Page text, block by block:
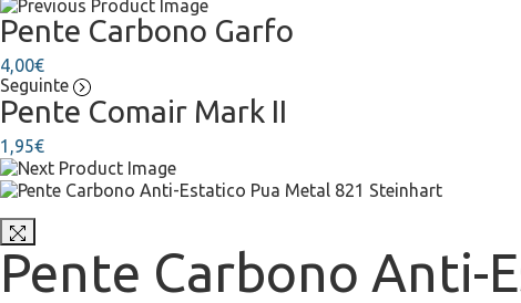
Pente Carbono Garfo
4,00€
Seguinte
Pente Comair Mark II
1,95€
Pente Carbono Anti-